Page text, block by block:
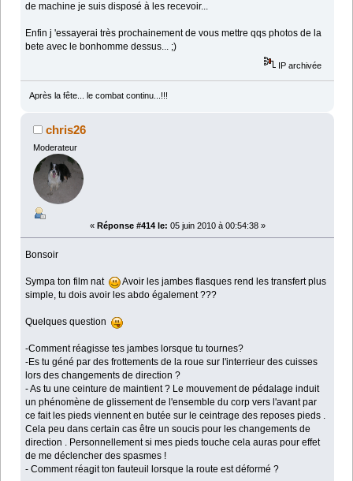
de machine je suis disposé à les recevoir...
Enfin j 'essayerai très prochainement de vous mettre qqs photos de la
bete avec le bonhomme dessus... ;)
IP archivée
Après la fête... le combat continu...!!!
chris26
Moderateur
« Réponse #414 le: 05 juin 2010 à 00:54:38 »
Bonsoir
Sympa ton film nat
Avoir les jambes flasques rend les transfert plus
simple, tu dois avoir les abdo également ???
Quelques question
-Comment réagisse tes jambes lorsque tu tournes?
-Es tu géné par des frottements de la roue sur l'interrieur des cuisses
lors des changements de direction ?
- As tu une ceinture de maintient ? Le mouvement de pédalage induit
un phénomène de glissement de l'ensemble du corp vers l'avant par
ce fait les pieds viennent en butée sur le ceintrage des reposes pieds .
Cela peu dans certain cas être un soucis pour les changements de
direction . Personnellement si mes pieds touche cela auras pour effet
de me déclencher des spasmes !
- Comment réagit ton fauteuil lorsque la route est déformé ?